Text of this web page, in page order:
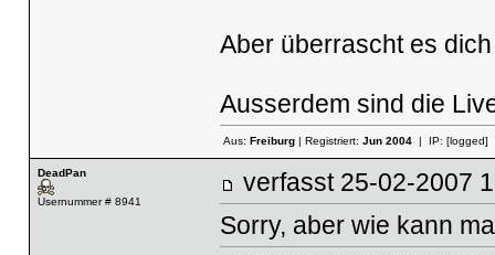
Aber überrascht es
Ausserdem sind die
Aus: Freiburg| Registriert: Jun 2004| IP: [logged]
DeadPan
Usernummer # 8941
verfasst 25-02-
Sorry, aber wie kann